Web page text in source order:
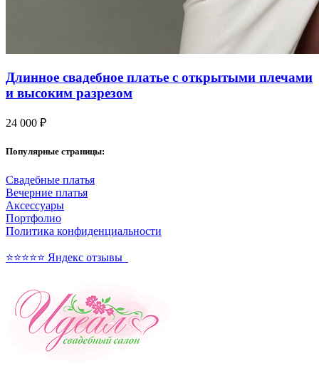
Длинное свадебное платье с открытыми плечами
и высоким разрезом
24 000 ₽
Популярные страницы:
Свадебные платья
Вечерние платья
Аксессуары
Портфолио
Политика конфиденциальности
⭐⭐⭐⭐⭐ Яндекс отзывы